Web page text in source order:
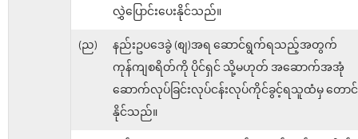
လွှဲပြောင်းပေးနိုင်သည်။
(ည)
နည်းဥပဒေခွဲ (စျ)အရ ဆောင်ရွက်ရသည့်အတွက်
ကုန်ကျစရိတ်ကို ပိုင်ရှင် သို့မဟုတ် အဆောက်အအုံ
ဆောက်လုပ်ခြင်းလုပ်ငန်းလုပ်ကိုင်ခွင့်ရသူထံမှ တောင်
နိုင်သည်။